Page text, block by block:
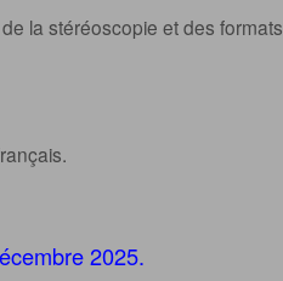
la stéréoscopie et des formats
2025.